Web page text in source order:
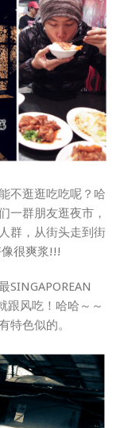
不逛逛吃吃呢？哈
一群朋友逛夜市，
群，从街头走到街
很爽浆!!!
SINGAPOREAN
跟风吃！哈哈～～
特色似的。